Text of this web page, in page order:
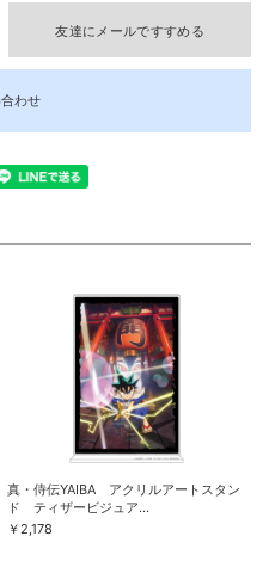
友達にメールですすめる
わせ
真・侍伝YAIBA アクリルアートスタン
ド ティザービジュア...
￥2,178